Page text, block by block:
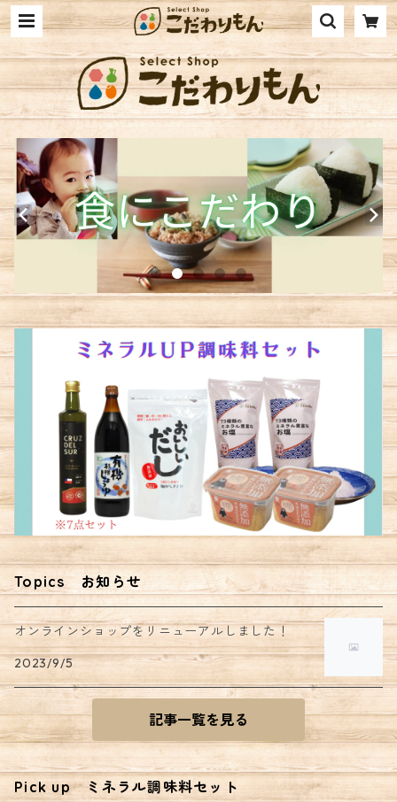
Topics お知らせ
オンラインショップをリニューアルしました！
2023/9/5
記事一覧を見る
Pick up ミネラル調味料セット